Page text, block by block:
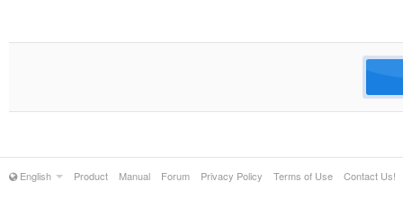
English Product Manual Forum Privacy Policy Terms of Use Contact Us!